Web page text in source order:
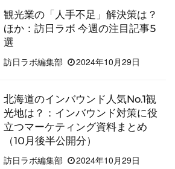
観光業の「人手不足」解決策は？
ほか：訪日ラボ 今週の注目記事5
選
訪日ラボ編集部
2024年10月29日
北海道のインバウンド人気No.1観
光地は？：インバウンド対策に役
立つマーケティング資料まとめ
（10月後半公開分）
訪日ラボ編集部
2024年10月29日